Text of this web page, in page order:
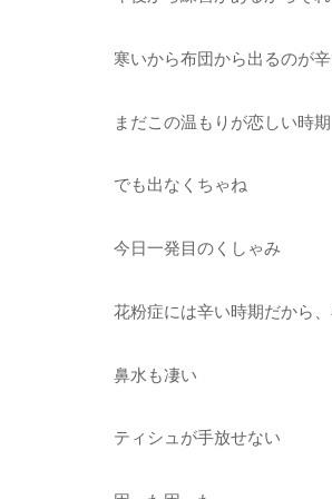
寒いから布団から出るのが
まだこの温もりが恋しい時期
でも出なくちゃね
今日一発目のくしゃみ
花粉症には辛い時期だから
鼻水も凄い
ティシュが手放せない